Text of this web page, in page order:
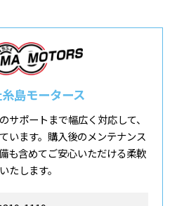
島モータース
サポートまで幅広く対応して、
います。購入後のメンテナンス
も含めてご安心いただける柔軟
たします。